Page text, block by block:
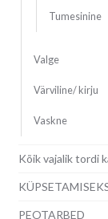
Tumesinine
Valge
Värviline/ kirju
Vaskne
Kõik vajalik tordi
PEOTARBED